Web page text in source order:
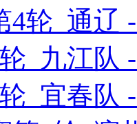
4轮 通辽
九江队
宜春队